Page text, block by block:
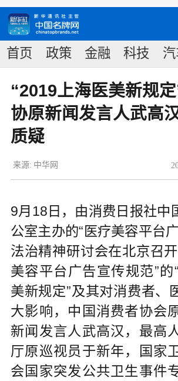
首页 政策 金融 科技
“2019上海医美新规
协原新闻发言人武高
质疑
来源: 中华网
9月18日，由消费日报社中
公室主办的“医疗美容平台
法治精神研讨会在北京召
美容平台广告宣传规范”的
美新规定”及其对消费者、
大影响，中国消费者协会
新闻发言人武高汉，最高
厅原巡视员于新年，国家
会国家突发公共卫生事件